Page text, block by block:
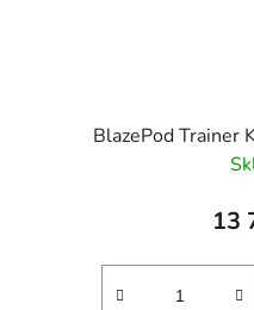
BlazePod Trainer
13